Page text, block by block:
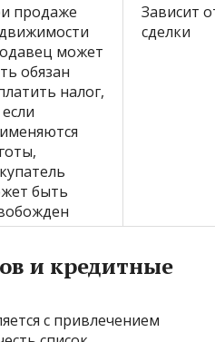
продаже
может
обязан
налог,
быть
Зависит
сделки
и кредитные
с привлечением